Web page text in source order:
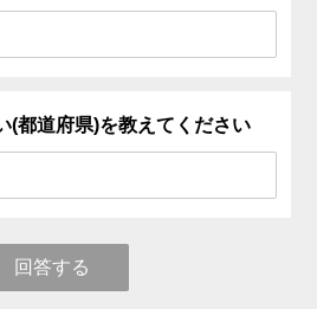
(都道府県)を教えてください
回答する